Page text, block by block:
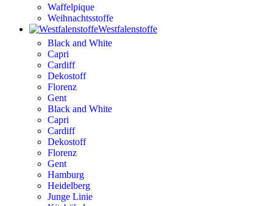
Waffelpique
Weihnachtsstoffe
Westfalenstoffe
Black and White
Capri
Cardiff
Dekostoff
Florenz
Gent
Black and White
Capri
Cardiff
Dekostoff
Florenz
Gent
Hamburg
Heidelberg
Junge Linie